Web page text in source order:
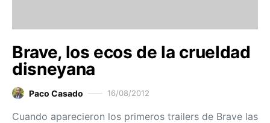
Brave, los ecos de la crueldad
disneyana
Paco Casado 16/08/2012
Cuando aparecieron los primeros trailers de Brave las